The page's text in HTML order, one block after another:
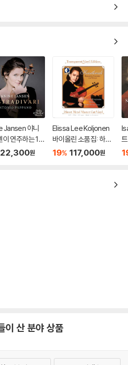
Jansen 야니
이 연주하는 12
라디바리 (12
22,300원
Elissa Lee Koljonen
바이올린 소품집: 하트
브레이크 (Heartbrea
19% 117,000원
이 산 분야 상품